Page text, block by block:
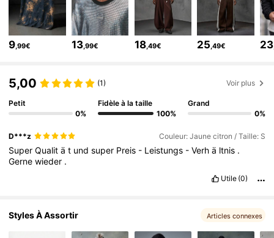
4,79 157K Suiveurs
4,79 157K Suiveurs
9 ,99€ 13 ,99€ 18,49€ 25 ,49€ 23
5,00 (1) Voir plus
Petit
0%
Fidèle à la taille
100%
Grand
0%
D***z Couleur: Jaune citron / Taille: S
SuperQualität undsuper Preis - Leistungs -Verhä ltnis .
Gernewieder .
Utile (0)
Styles À Assortir Articles connexes